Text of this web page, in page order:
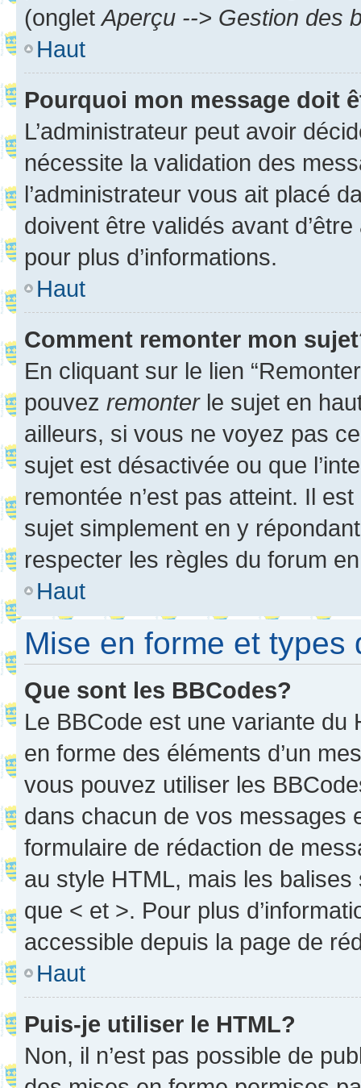
(onglet Aperçu --> Gestion des
Haut
Pourquoi mon message doit
L’administrateur peut avoir
nécessite la validation des
l’administrateur vous ait placé
doivent être validés avant
pour plus d’informations.
Haut
Comment remonter mon
En cliquant sur le lien
pouvez remonterle sujet en
ailleurs, si vous ne voyez pas
sujet est désactivée ou que
remontée n’est pas atteint. Il
sujet simplement en y
respecter les règles du forum
Haut
Mise en forme et types
Que sont les BBCodes?
Le BBCode est une variante du
en forme des éléments d’un
vous pouvez utiliser les
dans chacun de vos messages
formulaire de rédaction de
au style HTML, mais les
que < et >. Pour plus
accessible depuis la page de
Haut
Puis-je utiliser le HTML?
Non, il n’est pas possible de